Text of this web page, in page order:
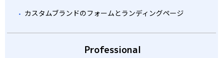
カスタムブランドのフォームとランディングページ
Professional